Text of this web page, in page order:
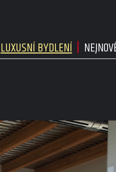
LUXUSNÍ BYDLENÍ